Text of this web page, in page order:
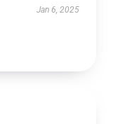
Jan 6, 2025